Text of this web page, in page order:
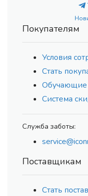
Покупателям
Условия
Стать
Обучающие
Система
Служба заботы:
Поставщикам
Стать